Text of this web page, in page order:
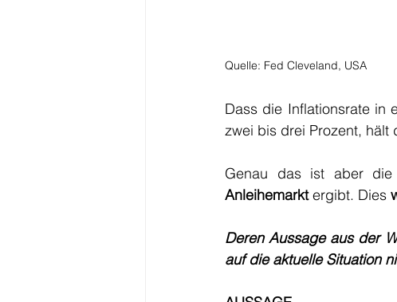
Quelle: Fed Cleveland, USA
Dass die Inflationsrate in
zwei bis drei Prozent, hält
Genau das ist aber
Anleihemarkt ergibt. Dies
Deren Aussage aus der
auf die aktuelle Situation